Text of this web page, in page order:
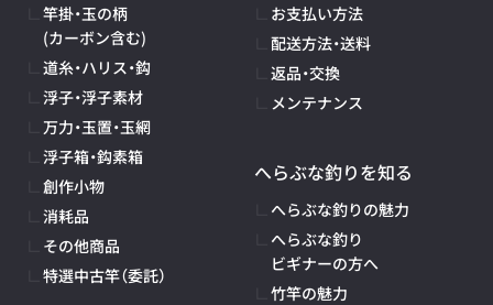
竿掛・玉の柄
(カーボン含む)
道糸・ハリス・鈎
浮子・浮子素材
万力・玉置・玉網
浮子箱・鈎素箱
創作小物
消耗品
その他商品
特選中古竿（委託）
お支払い方法
配送方法・送料
返品・交換
メンテナンス
へらぶな釣りを知る
へらぶな釣りの魅力
へらぶな釣り
ビギナーの方へ
竹竿の魅力